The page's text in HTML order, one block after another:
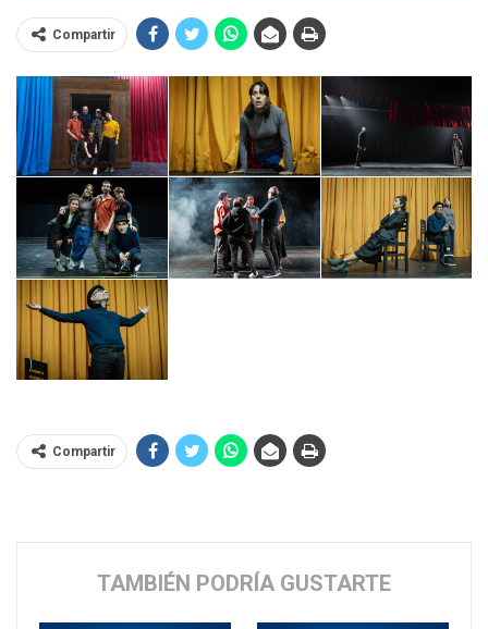
Compartir
Compartir
TAMBIÉN PODRÍA GUSTARTE